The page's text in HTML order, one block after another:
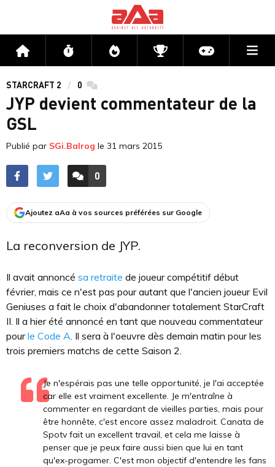
Accueil Flux Directs CompétitionsActu jeux
STARCRAFT 2 0 commentaires
JYP devient commentateur de la
GSL
Publié par SGi.Balrog le 31 mars 2015
ACCÉDER AUX
0
COMMENTAIRES
Ajoutez aAa à vos sources préférées sur Google
La reconversion de JYP.
Il avait annoncé sa retraite de joueur compétitif début
février, mais ce n'est pas pour autant que l'ancien joueur Evil
Geniuses a fait le choix d'abandonner totalement StarCraft
II. Il a hier été annoncé en tant que nouveau commentateur
pourle Code A. Il sera à l'oeuvre dès demain matin pour les
trois premiers matchs de cette Saison 2.
Je n'espérais pas une telle opportunité, je l'ai acceptée
car elle est vraiment excellente. Je m'entraîne à
commenter en regardant de vieilles parties, mais pour
être honnête, c'est encore assez maladroit. Canata de
Spotv fait un excellent travail, et cela me laisse à
penser que je peux faire aussi bien que lui en tant
qu'ex-progamer. C'est mon objectif d'entendre les fans